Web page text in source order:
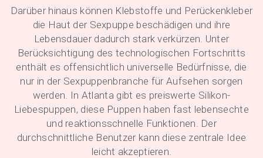
Darüber hinaus können Klebstoffe und Perückenkleber
die Haut der Sexpuppe beschädigen und ihre
Lebensdauer dadurch stark verkürzen. Unter
Berücksichtigung des technologischen Fortschritts
enthält es offensichtlich universelle Bedürfnisse, die
nur in der Sexpuppenbranche für Aufsehen sorgen
werden. In Atlanta gibt es preiswerte Silikon-
Liebespuppen, diese Puppen haben fast lebensechte
und reaktionsschnelle Funktionen. Der
durchschnittliche Benutzer kann diese zentrale Idee
leicht akzeptieren.